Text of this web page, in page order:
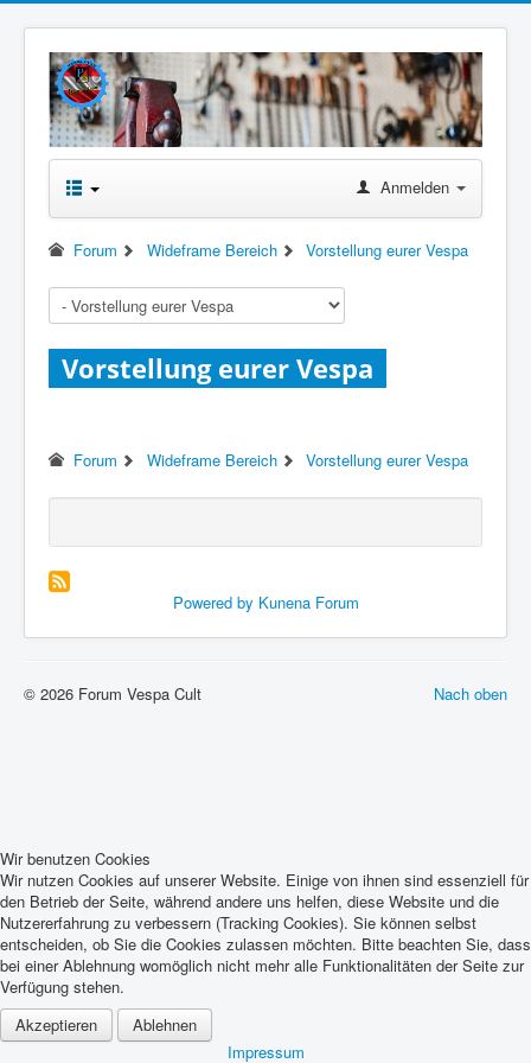
Anmelden
Forum Wideframe Bereich Vorstellung eurer Vespa
Vorstellung eurer Vespa
Forum Wideframe Bereich Vorstellung eurer Vespa
Powered by Kunena Forum
Nach oben
© 2026 Forum Vespa Cult
Wir benutzen Cookies
Wir nutzen Cookies auf unserer Website. Einige von ihnen sind essenziell für
den Betrieb der Seite, während andere uns helfen, diese Website und die
Nutzererfahrung zu verbessern (Tracking Cookies). Sie können selbst
entscheiden, ob Sie die Cookies zulassen möchten. Bitte beachten Sie, dass
bei einer Ablehnung womöglich nicht mehr alle Funktionalitäten der Seite zur
Verfügung stehen.
Akzeptieren
Ablehnen
Impressum